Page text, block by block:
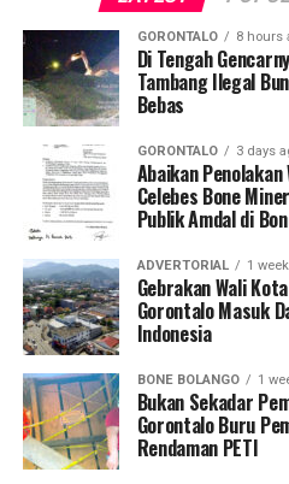
kehamilan, memberikan
serta mengoordinasikan
track referral
).
Koordinator Desa KKN Profesi
Hutadaa menekankan
yang bersinggungan
harian.
“Kader adalah pihak terdekat
keluarganya. Melalui
memastikan kader di Desa
kegawatdaruratan kehamilan,
krisis bencana, serta mampu
dengan tenaga kesehatan,”
GORONTALO 8 hours
Di Tengah
Tambang Ilegal
Bebas
GORONTALO 3 days
Abaikan
Celebes Bone
Publik Amdal di
ADVERTORIAL 1
Gebrakan Wali
Gorontalo Masuk
Indonesia
BONE BOLANGO 1
Bukan Sekadar
Gorontalo Buru
Rendaman PETI